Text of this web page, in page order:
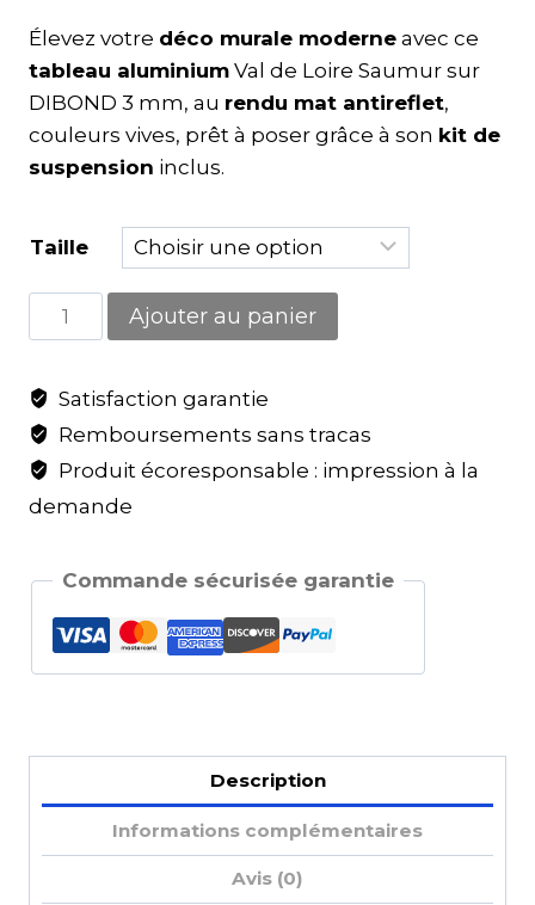
Élevez votre déco murale moderne avec ce
tableau aluminium Val de Loire Saumur sur
DIBOND 3 mm, au rendu mat antireflet,
couleurs vives, prêt à poser grâce à son kit de
suspension inclus.
Taille
Ajouter au panier
Satisfaction garantie
Remboursements sans tracas
Produit écoresponsable : impression à la
demande
Commande sécurisée garantie
Description
Informations complémentaires
Avis (0)